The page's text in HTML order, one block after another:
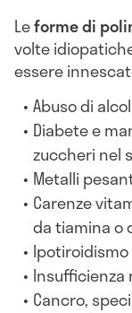
Leforme di
volte
essere
Abuso di
Diabete e
zuccheri nel
Metalli
Carenze
da tiamina o
Ipotiroidismo
Insufficienza
Cancro,